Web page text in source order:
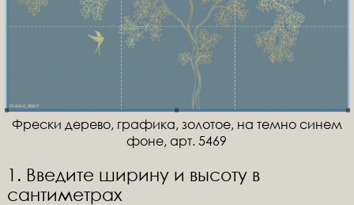
Фрески дерево, графика, золотое, на темно синем
фоне, арт. 5469
1. Введите ширину и высоту в
сантиметрах